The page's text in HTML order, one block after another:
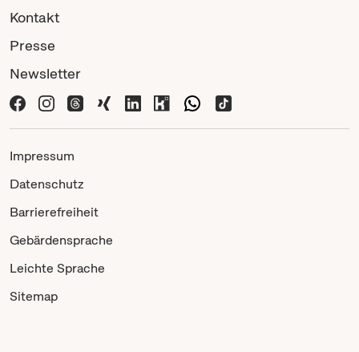
Kontakt
Presse
Newsletter
Impressum
Datenschutz
Barrierefreiheit
Gebärdensprache
Leichte Sprache
Sitemap